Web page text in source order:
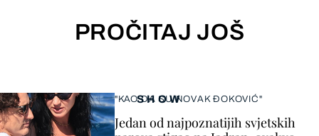
PROČITAJ JOŠ
SHOW
"KAO DA SU NOVAK ĐOKOVIĆ"
Jedan od najpoznatijih svjetskih